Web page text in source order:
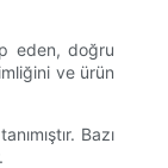
eden, doğru
ve ürün
Bazı